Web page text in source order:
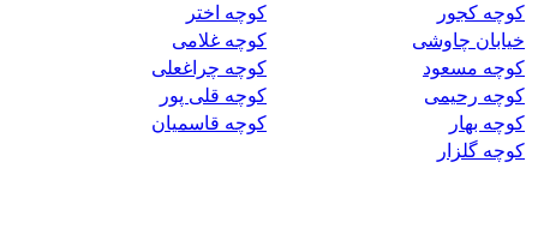
کوچه کجور
کوچه اختر
خیابان چاوشی
کوچه غلامی
کوچه مسعود
کوچه چراغعلی
کوچه رحیمی
کوچه قلی پور
کوچه بهار
کوچه قاسمیان
کوچه گلزار